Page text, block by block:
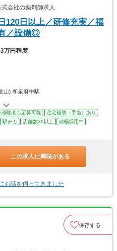
会社の薬剤師求人
120日以上／研修充実／福
／設備◎
万円程度
山) 和泉府中駅
経験者も応募可能
住宅補助（手当）あり
駅チカ 店舗数30以上
積極採用中
この求人に興味がある
お話を伺ってきました
保存する